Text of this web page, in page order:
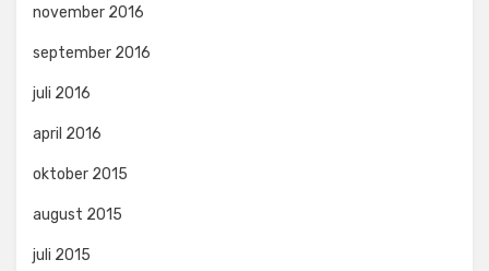
november 2016
september 2016
juli 2016
april 2016
oktober 2015
august 2015
juli 2015